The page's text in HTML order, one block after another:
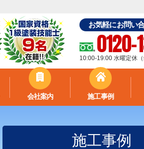
お気軽にお問い
10:00-19:00 水曜定休（
会社案内 施工事例
施工事例